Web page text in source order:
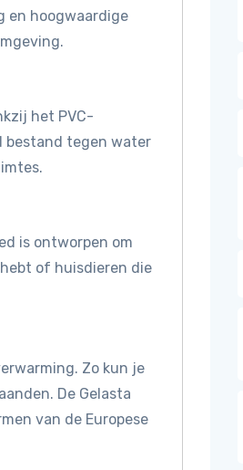
en hoogwaardige
het PVC-
bestand tegen water
is ontworpen om
of huisdieren die
Zo kun je
De Gelasta
van de Europese